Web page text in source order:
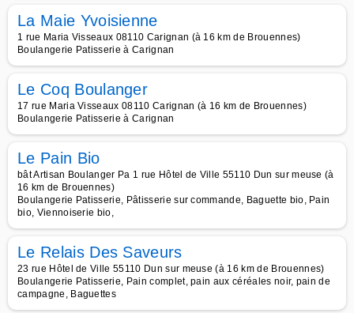
La Maie Yvoisienne
1 rue Maria Visseaux 08110 Carignan (à 16 km de Brouennes)
Boulangerie Patisserie à Carignan
Le Coq Boulanger
17 rue Maria Visseaux 08110 Carignan (à 16 km de Brouennes)
Boulangerie Patisserie à Carignan
Le Pain Bio
bât Artisan Boulanger Pa 1 rue Hôtel de Ville 55110 Dun sur meuse (à
16 km de Brouennes)
Boulangerie Patisserie, Pâtisserie sur commande, Baguette bio, Pain
bio, Viennoiserie bio,
Le Relais Des Saveurs
23 rue Hôtel de Ville 55110 Dun sur meuse (à 16 km de Brouennes)
Boulangerie Patisserie, Pain complet, pain aux céréales noir, pain de
campagne, Baguettes